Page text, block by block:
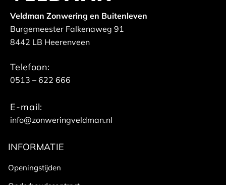
Veldman Zonwering en Buitenleven
Burgemeester Falkenaweg 91
8442 LB Heerenveen
Telefoon:
0513 – 622 666
E-mail:
info@zonweringveldman.nl
INFORMATIE
Openingstijden